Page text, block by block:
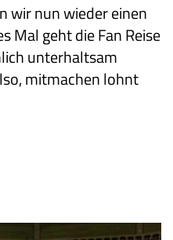
wir nun wieder einen
Mal geht die Fan Reise
unterhaltsam
mitmachen lohnt